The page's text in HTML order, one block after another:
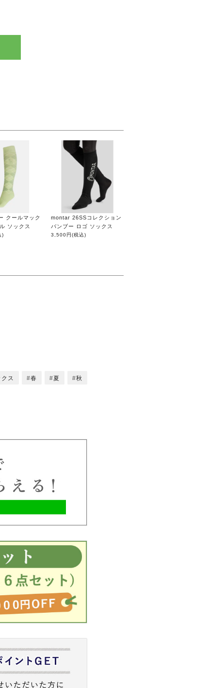
クールマック
ソックス
)
montar 26SSコレクション
バンブー ロゴ ソックス
3,500円(税込)
ス 春 夏 秋